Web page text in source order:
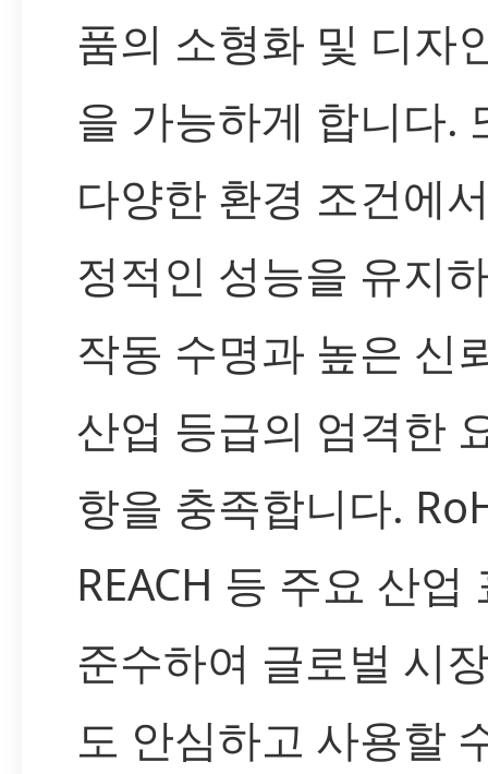
품의 소형화 및 디자
을 가능하게 합니다.
다양한 환경 조건에
정적인 성능을 유지
작동 수명과 높은 신
산업 등급의 엄격한
항을 충족합니다.
REACH 등 주요 산업
준수하여 글로벌 시
도 안심하고 사용할